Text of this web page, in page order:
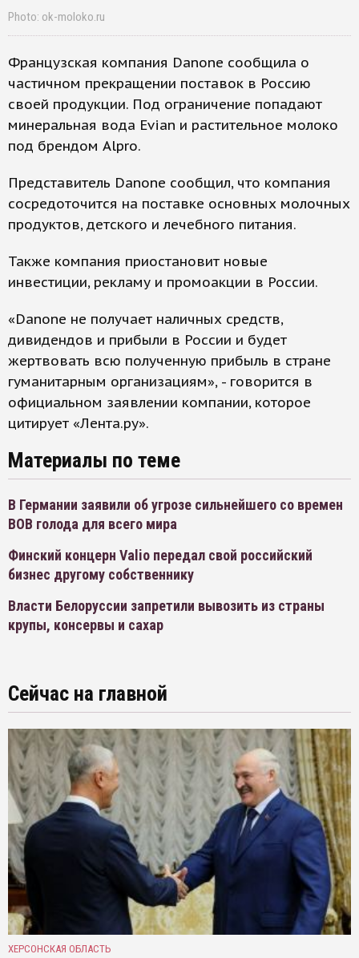
Photo: ok-moloko.ru
Французская компания Danone сообщила о
частичном прекращении поставок в Россию
своей продукции. Под ограничение попадают
минеральная вода Evian и растительное молоко
под брендом Alpro.
Представитель Danone сообщил, что компания
сосредоточится на поставке основных молочных
продуктов, детского и лечебного питания.
Также компания приостановит новые
инвестиции, рекламу и промоакции в России.
«Danone не получает наличных средств,
дивидендов и прибыли в России и будет
жертвовать всю полученную прибыль в стране
гуманитарным организациям», - говорится в
официальном заявлении компании, которое
цитирует «Лента.ру».
Материалы по теме
В Германии заявили об угрозе сильнейшего со времен
ВОВ голода для всего мира
Финский концерн Valio передал свой российский
бизнес другому собственнику
Власти Белоруссии запретили вывозить из страны
крупы, консервы и сахар
Сейчас на главной
ХЕРСОНСКАЯ ОБЛАСТЬ